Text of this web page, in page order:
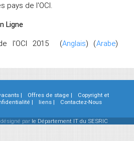
pays de l'OCI.
Ligne
l'OCI 2015 (Anglais) (Arabe)
| Offres de stage |
Copyright et
| liens | Contactez-Nous
par le Département IT du SESRIC